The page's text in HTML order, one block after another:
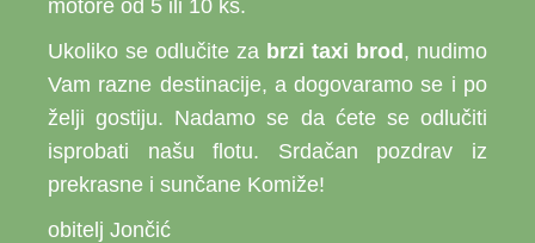
motore od 5 ili 10 ks.
Ukoliko se odlučite za brzi taxi brod, nudimo
Vam razne destinacije, a dogovaramo se i po
želji gostiju. Nadamo se da ćete se odlučiti
isprobati našu flotu. Srdačan pozdrav iz
prekrasne i sunčane Komiže!
obitelj Jončić